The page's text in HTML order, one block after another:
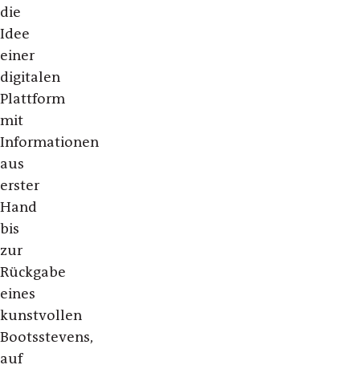
die
Idee
einer
digitalen
Plattform
mit
Informationen
aus
erster
Hand
bis
zur
Rückgabe
eines
kunstvollen
Bootsstevens,
auf